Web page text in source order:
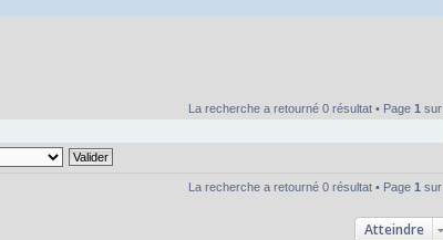
La recherche a retourné 0 résultat • Page 1 sur
La recherche a retourné 0 résultat • Page 1 sur
Atteindre